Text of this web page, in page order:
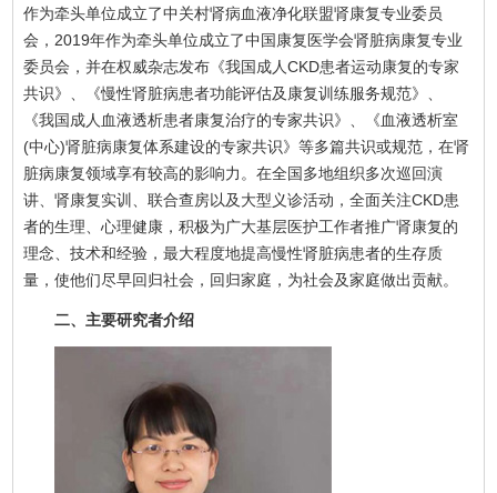
作为牵头单位成立了中关村肾病血液净化联盟肾康复专业委员
会，2019年作为牵头单位成立了中国康复医学会肾脏病康复专业
委员会，并在权威杂志发布《我国成人CKD患者运动康复的专家
共识》、《慢性肾脏病患者功能评估及康复训练服务规范》、
《我国成人血液透析患者康复治疗的专家共识》、《血液透析室
(中心)肾脏病康复体系建设的专家共识》等多篇共识或规范，在肾
脏病康复领域享有较高的影响力。在全国多地组织多次巡回演
讲、肾康复实训、联合查房以及大型义诊活动，全面关注CKD患
者的生理、心理健康，积极为广大基层医护工作者推广肾康复的
理念、技术和经验，最大程度地提高慢性肾脏病患者的生存质
量，使他们尽早回归社会，回归家庭，为社会及家庭做出贡献。
二、主要研究者介绍